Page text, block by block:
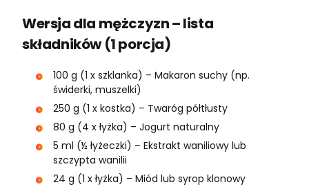
Wersja dla mężczyzn – lista
składników (1 porcja)
100 g (1 x szklanka) – Makaron suchy (np.
świderki, muszelki)
250 g (1 x kostka) – Twaróg półtłusty
80 g (4 x łyżka) – Jogurt naturalny
5 ml (½ łyżeczki) – Ekstrakt waniliowy lub
szczypta wanilii
24 g (1 x łyżka) – Miód lub syrop klonowy